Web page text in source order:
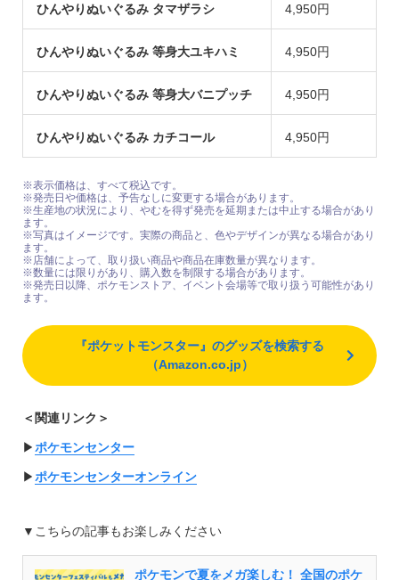
ひんやりぬいぐるみ タマザラシ 4,950円
ひんやりぬいぐるみ 等身大ユキハミ 4,950円
ひんやりぬいぐるみ 等身大バニプッチ 4,950円
ひんやりぬいぐるみ カチコール 4,950円
※表示価格は、すべて税込です。
※発売日や価格は、予告なしに変更する場合があります。
※生産地の状況により、やむを得ず発売を延期または中止する場合があり
ます。
※写真はイメージです。実際の商品と、色やデザインが異なる場合があり
ます。
※店舗によって、取り扱い商品や商品在庫数量が異なります。
※数量には限りがあり、購入数を制限する場合があります。
※発売日以降、ポケモンストア、イベント会場等で取り扱う可能性があり
ます。
『ポケットモンスター』のグッズを検索する
（Amazon.co.jp）
＜関連リンク＞
▶︎ ポケモンセンター
▶︎ ポケモンセンターオンライン
▼こちらの記事もお楽しみください
ポケモンで夏をメガ楽しむ！ 全国のポケ